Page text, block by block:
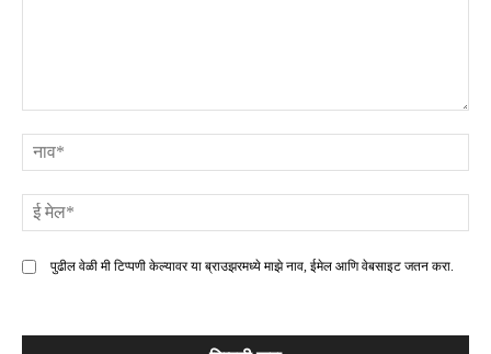
पुढील वेळी मी टिप्पणी केल्यावर या ब्राउझरमध्ये माझे नाव, ईमेल आणि वेबसाइट जतन करा.